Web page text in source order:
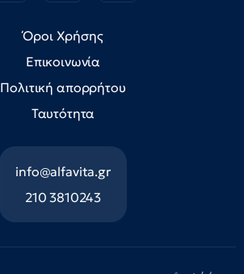
Όροι Χρήσης
Επικοινωνία
Πολιτική απορρήτου
Ταυτότητα
info@alfavita.gr
210 3810243